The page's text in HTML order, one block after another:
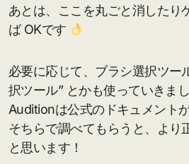
あとは、ここを丸ごと消したり
ば OKです
必要に応じて、ブラシ選択ツー
択ツール” とかも使っていきま
Auditionは公式のドキュメント
そちらで調べてもらうと、より
と思います！